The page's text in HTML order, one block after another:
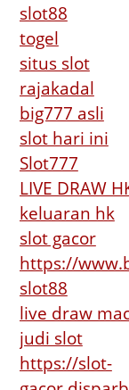
slot88
togel
situs slot
rajakadal
big777 asli
slot hari ini
Slot777
LIVE DRAW
keluaran hk
slot gacor
https://
slot88
live draw
judi slot
https://slot-